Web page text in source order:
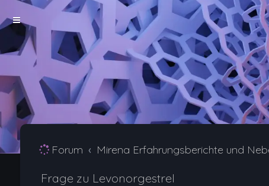
Forum Mirena Erfahrungsberichte und
Frage zu Levonorgestrel